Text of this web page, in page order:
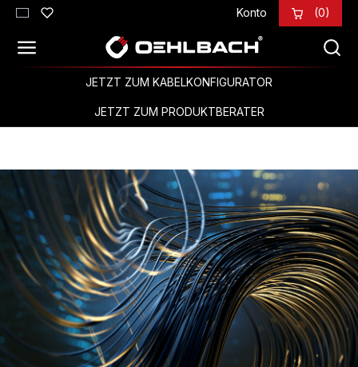
Zum Hauptinhalt springen Konto (0)
JETZT ZUM KABELKONFIGURATOR
JETZT ZUM PRODUKTBERATER